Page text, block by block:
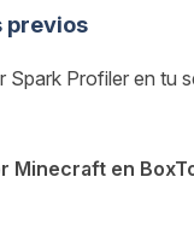
previos
Spark Profiler en tu
Minecraft en